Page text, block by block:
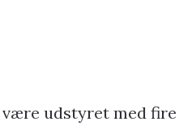
være udstyret med fire